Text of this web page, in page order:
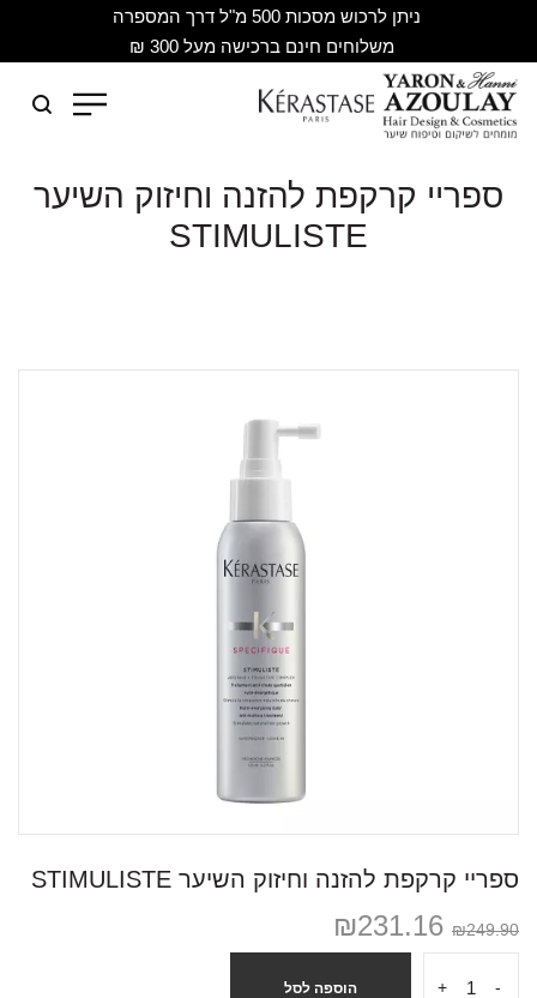
ניתן לרכוש מסכות 500 מ"ל דרך המספרה
משלוחים חינם ברכישה מעל 300 ₪
ספריי קרקפת להזנה וחיזוק השיער
STIMULISTE
ספריי קרקפת להזנה וחיזוק השיער STIMULISTE
₪249.90
₪231.16
-
+ הוספה לסל